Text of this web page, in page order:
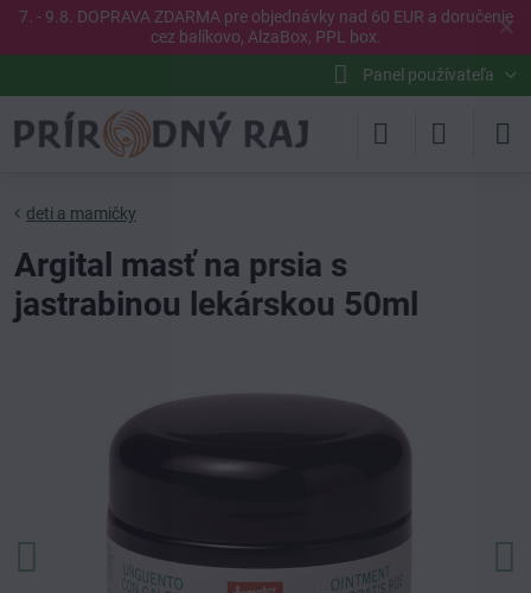
✕
7. - 9.8. DOPRAVA ZDARMA pre objednávky nad 60 EUR a doručenie
cez balíkovo, AlzaBox, PPL box.
Panel používateľa
deti a mamičky
Argital masť na prsia s
jastrabinou lekárskou 50ml